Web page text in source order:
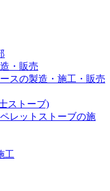
・販売
スの製造・施工・販売
ストーブ)
レットストーブの施
工